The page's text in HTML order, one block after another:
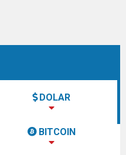
DOLAR
BITCOIN